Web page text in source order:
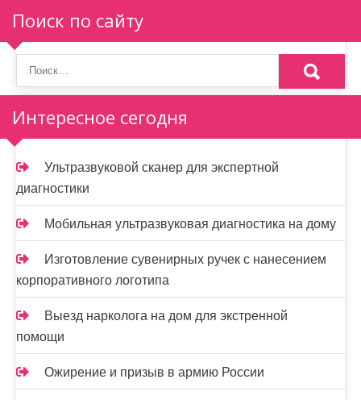
Поиск по сайту
Интересное сегодня
Ультразвуковой сканер для экспертной
диагностики
Мобильная ультразвуковая диагностика на дому
Изготовление сувенирных ручек с нанесением
корпоративного логотипа
Выезд нарколога на дом для экстренной
помощи
Ожирение и призыв в армию России